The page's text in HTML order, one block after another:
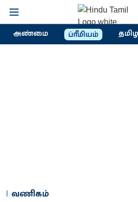
அண்மை ப்ரீமியம்
வணிகம்